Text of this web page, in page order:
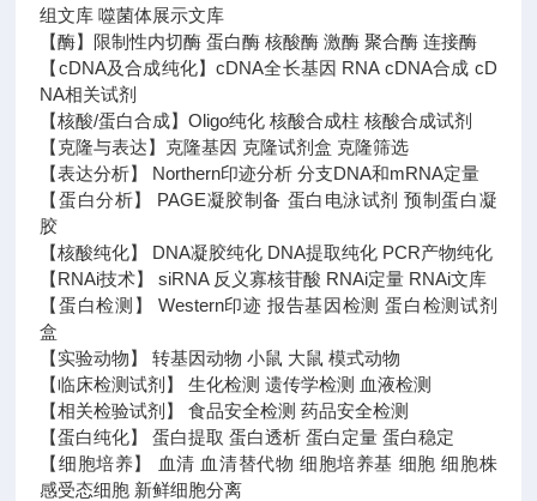
组文库 噬菌体展示文库
【酶】限制性内切酶 蛋白酶 核酸酶 激酶 聚合酶 连接酶
【cDNA及合成纯化】cDNA全长基因 RNA cDNA合成 cD
NA相关试剂
【核酸/蛋白合成】Oligo纯化 核酸合成柱 核酸合成试剂
【克隆与表达】克隆基因 克隆试剂盒 克隆筛选
【表达分析】 Northern印迹分析 分支DNA和mRNA定量
【蛋白分析】 PAGE凝胶制备 蛋白电泳试剂 预制蛋白凝
胶
【核酸纯化】 DNA凝胶纯化 DNA提取纯化 PCR产物纯化
【RNAi技术】 siRNA 反义寡核苷酸 RNAi定量 RNAi文库
【蛋白检测】 Western印迹 报告基因检测 蛋白检测试剂
盒
【实验动物】 转基因动物 小鼠 大鼠 模式动物
【临床检测试剂】 生化检测 遗传学检测 血液检测
【相关检验试剂】 食品安全检测 药品安全检测
【蛋白纯化】 蛋白提取 蛋白透析 蛋白定量 蛋白稳定
【细胞培养】 血清 血清替代物 细胞培养基 细胞 细胞株
感受态细胞 新鲜细胞分离